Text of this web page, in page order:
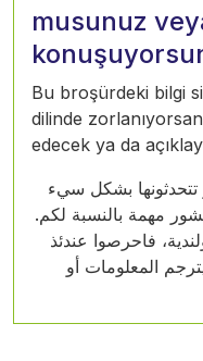
musunuz
Bu broşürdeki bilgi
dilinde
edecek ya da
تتحدثونها بشكل سيء
مهمة بالنسبة لكم.
فاحرصوا عندئذ
المعلومات أو